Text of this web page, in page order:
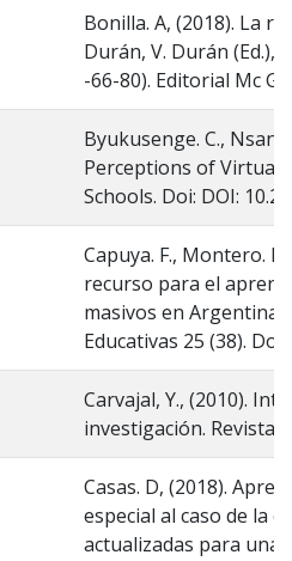
Bonilla. A, (2018). La
Durán, V. Durán (Ed.),
-66-80). Editorial Mc
Byukusenge. C.,
Perceptions of Virtual
Schools. Doi: DOI:
Capuya. F., Montero.
recurso para el
masivos en Argentina
Educativas 25 (38).
Carvajal, Y., (2010).
investigación. Revista
Casas. D, (2018).
especial al caso de la
actualizadas para una